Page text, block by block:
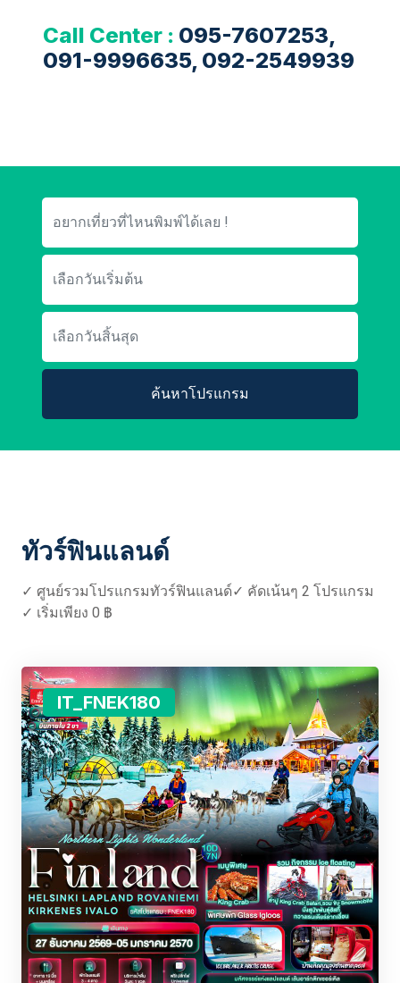
Call Center : 095-7607253,
091-9996635, 092-2549939
ค้นหาโปรแกรม
ทัวร์ฟินแลนด์
✓ ศูนย์รวมโปรแกรมทัวร์ฟินแลนด์✓ คัดเน้นๆ 2 โปรแกรม
✓ เริ่มเพียง 0 ฿
IT_FNEK180